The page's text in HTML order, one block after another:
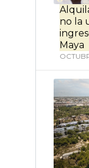
no la
Maya